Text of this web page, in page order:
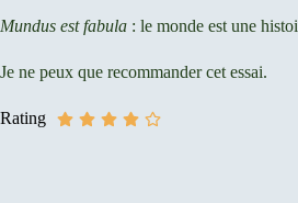
Mundus est fabula : le monde est une
Je ne peux que recommander cet essai.
Rating